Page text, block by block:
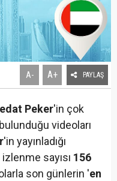
A- A+ PAYLAŞ
Peker'in çok
videoları
'in yayınladığı
sayısı 156
son günlerin 'en